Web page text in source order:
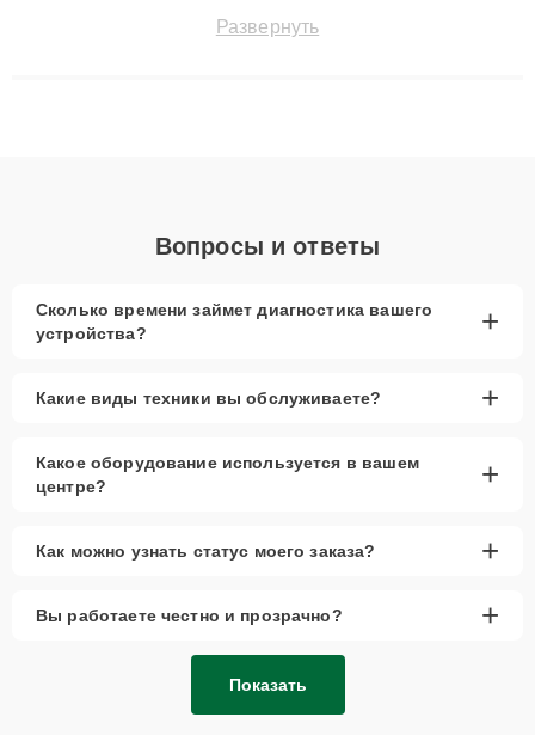
сохранением гарантии до 3 лет. Наши мастера решают
Развернуть
Вопросы и ответы
Сколько времени займет диагностика вашего
устройства?
+
Какие виды техники вы обслуживаете? +
Какое оборудование используется в вашем
центре?
+
Как можно узнать статус моего заказа? +
Вы работаете честно и прозрачно? +
Показать